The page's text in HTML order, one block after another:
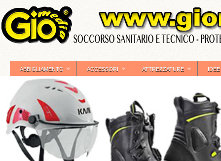
ABBIGLIAMENTO
ACCESSORI
ATTREZZATURE